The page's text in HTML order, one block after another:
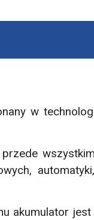
w
akumulator jest